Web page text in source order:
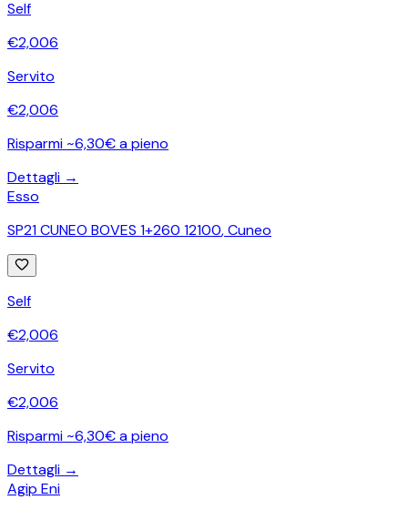
Self
€2,006
Servito
€2,006
Risparmi ~6,30€ a pieno
Dettagli →
Esso
SP21 CUNEO BOVES 1+260 12100,Cuneo
Self
€2,006
Servito
€2,006
Risparmi ~6,30€ a pieno
Dettagli →
Agip Eni